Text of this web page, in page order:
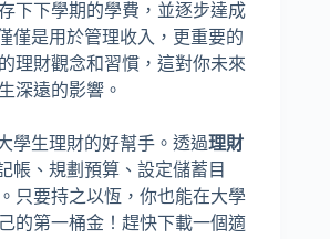
下下學期的學費，並逐步達成
僅是用於管理收入，更重要的
理財觀念和習慣，這對你未來
深遠的影響。
學生理財的好幫手。透過理財
帳、規劃預算、設定儲蓄目
只要持之以恆，你也能在大學
的第一桶金！趕快下載一個適